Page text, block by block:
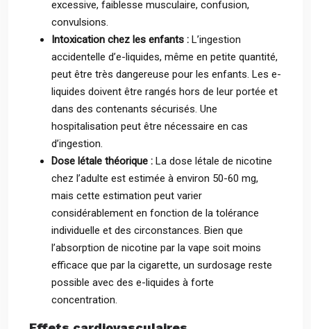
excessive, faiblesse musculaire, confusion,
convulsions.
Intoxication chez les enfants : L’ingestion
accidentelle d’e-liquides, même en petite quantité,
peut être très dangereuse pour les enfants. Les e-
liquides doivent être rangés hors de leur portée et
dans des contenants sécurisés. Une
hospitalisation peut être nécessaire en cas
d’ingestion.
Dose létale théorique : La dose létale de nicotine
chez l’adulte est estimée à environ 50-60 mg,
mais cette estimation peut varier
considérablement en fonction de la tolérance
individuelle et des circonstances. Bien que
l’absorption de nicotine par la vape soit moins
efficace que par la cigarette, un surdosage reste
possible avec des e-liquides à forte
concentration.